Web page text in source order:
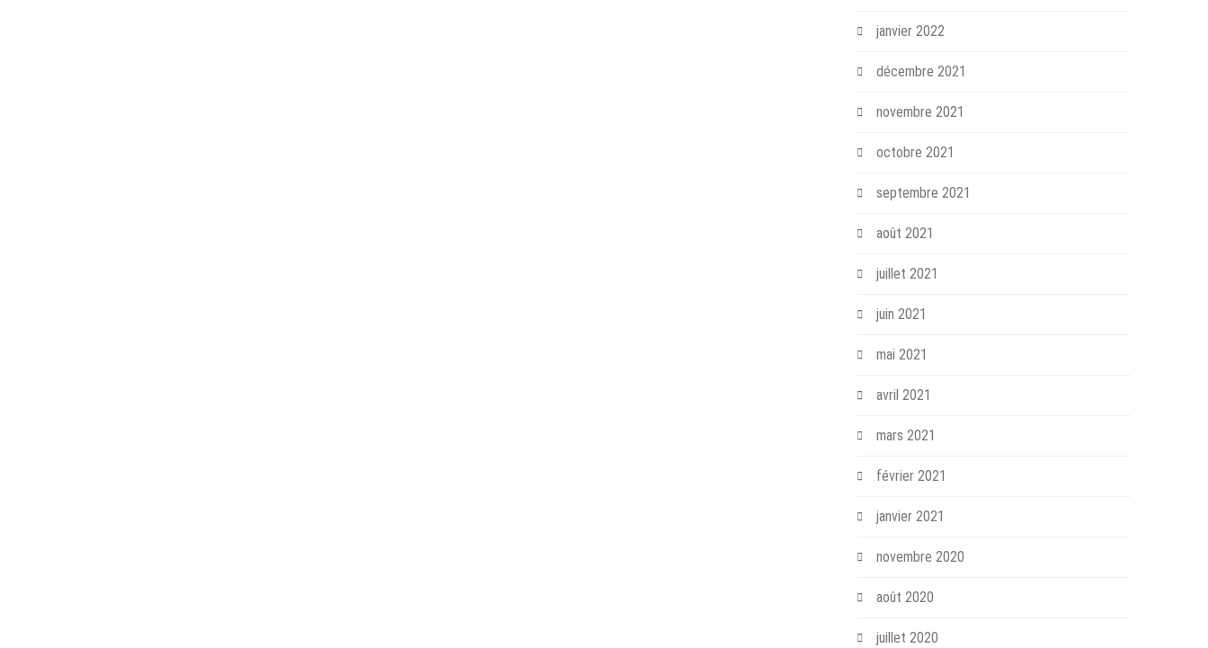
janvier 2022
décembre 2021
novembre 2021
octobre 2021
septembre 2021
août 2021
juillet 2021
juin 2021
mai 2021
avril 2021
mars 2021
février 2021
janvier 2021
novembre 2020
août 2020
juillet 2020